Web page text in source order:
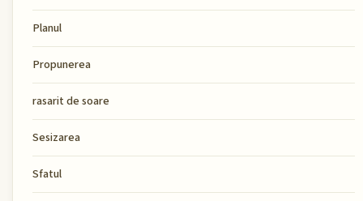
Planul
Propunerea
rasarit de soare
Sesizarea
Sfatul